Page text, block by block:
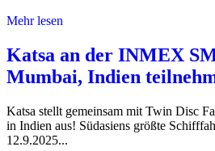
Mehr lesen
Katsa an der INMEX
Mumbai, Indien
Katsa stellt gemeinsam mit Twin Disc
in Indien aus! Südasiens größte
12.9.2025...